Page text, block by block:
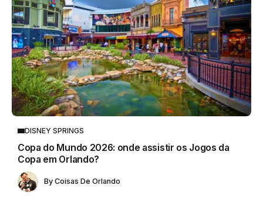
DISNEY SPRINGS
Copa do Mundo 2026: onde assistir os Jogos da
Copa em Orlando?
By Coisas De Orlando